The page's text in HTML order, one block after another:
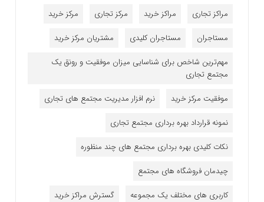
مراکز تجاری
مراکز خرید مرکز تجاری
مرکز خرید
مستاجران
مستاجران کلیدی
مشتریان مرکز خرید
مهم‌ترین شاخص برای شناسایی میزان موفقیت و رونق یک
مجتمع تجاری
موفقیت مرکز خرید
نرم افزار مدیریت مجتمع های تجاری
نمونه قرارداد بهره برداری مجتمع تجاری
نکات کلیدی بهره برداری مجتمع های چند منظوره
چیدمان فروشگاه های مجتمع
کاربری های مختلف یک مجموعه
گسترش مراکز خرید